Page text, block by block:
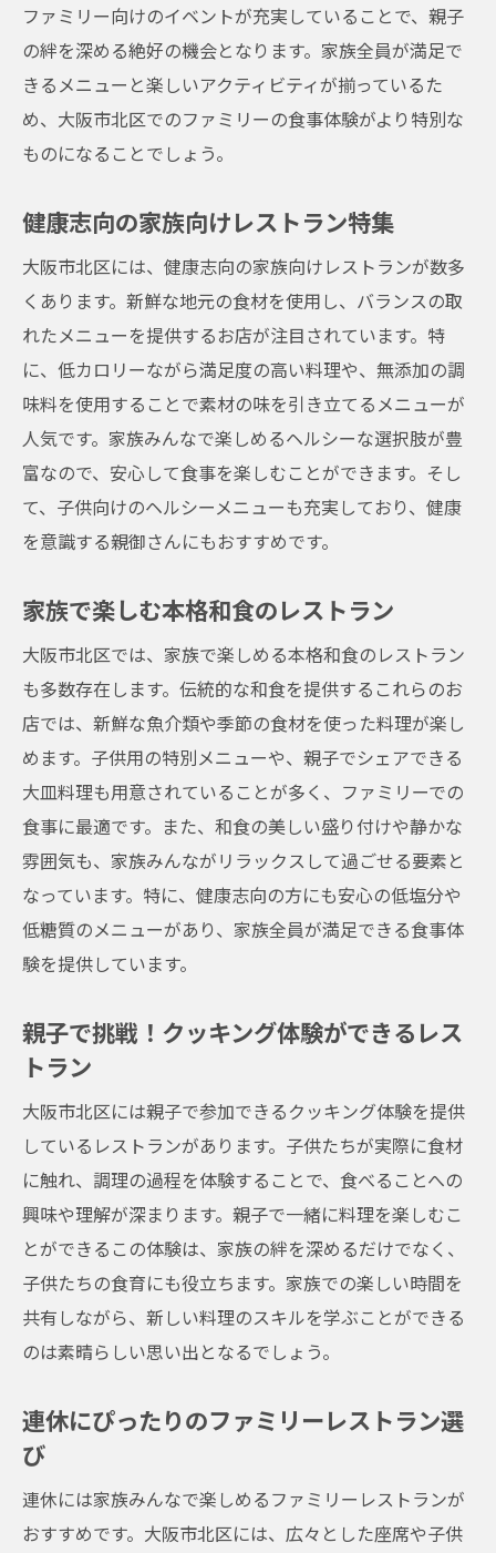
ファミリー向けのイベントが充実していることで、親子
の絆を深める絶好の機会となります。家族全員が満足で
きるメニューと楽しいアクティビティが揃っているた
め、大阪市北区でのファミリーの食事体験がより特別な
ものになることでしょう。
健康志向の家族向けレストラン特集
大阪市北区には、健康志向の家族向けレストランが数多
くあります。新鮮な地元の食材を使用し、バランスの取
れたメニューを提供するお店が注目されています。特
に、低カロリーながら満足度の高い料理や、無添加の調
味料を使用することで素材の味を引き立てるメニューが
人気です。家族みんなで楽しめるヘルシーな選択肢が豊
富なので、安心して食事を楽しむことができます。そし
て、子供向けのヘルシーメニューも充実しており、健康
を意識する親御さんにもおすすめです。
家族で楽しむ本格和食のレストラン
大阪市北区では、家族で楽しめる本格和食のレストラン
も多数存在します。伝統的な和食を提供するこれらのお
店では、新鮮な魚介類や季節の食材を使った料理が楽し
めます。子供用の特別メニューや、親子でシェアできる
大皿料理も用意されていることが多く、ファミリーでの
食事に最適です。また、和食の美しい盛り付けや静かな
雰囲気も、家族みんながリラックスして過ごせる要素と
なっています。特に、健康志向の方にも安心の低塩分や
低糖質のメニューがあり、家族全員が満足できる食事体
験を提供しています。
親子で挑戦！クッキング体験ができるレス
トラン
大阪市北区には親子で参加できるクッキング体験を提供
しているレストランがあります。子供たちが実際に食材
に触れ、調理の過程を体験することで、食べることへの
興味や理解が深まります。親子で一緒に料理を楽しむこ
とができるこの体験は、家族の絆を深めるだけでなく、
子供たちの食育にも役立ちます。家族での楽しい時間を
共有しながら、新しい料理のスキルを学ぶことができる
のは素晴らしい思い出となるでしょう。
連休にぴったりのファミリーレストラン選
び
連休には家族みんなで楽しめるファミリーレストランが
おすすめです。大阪市北区には、広々とした座席や子供